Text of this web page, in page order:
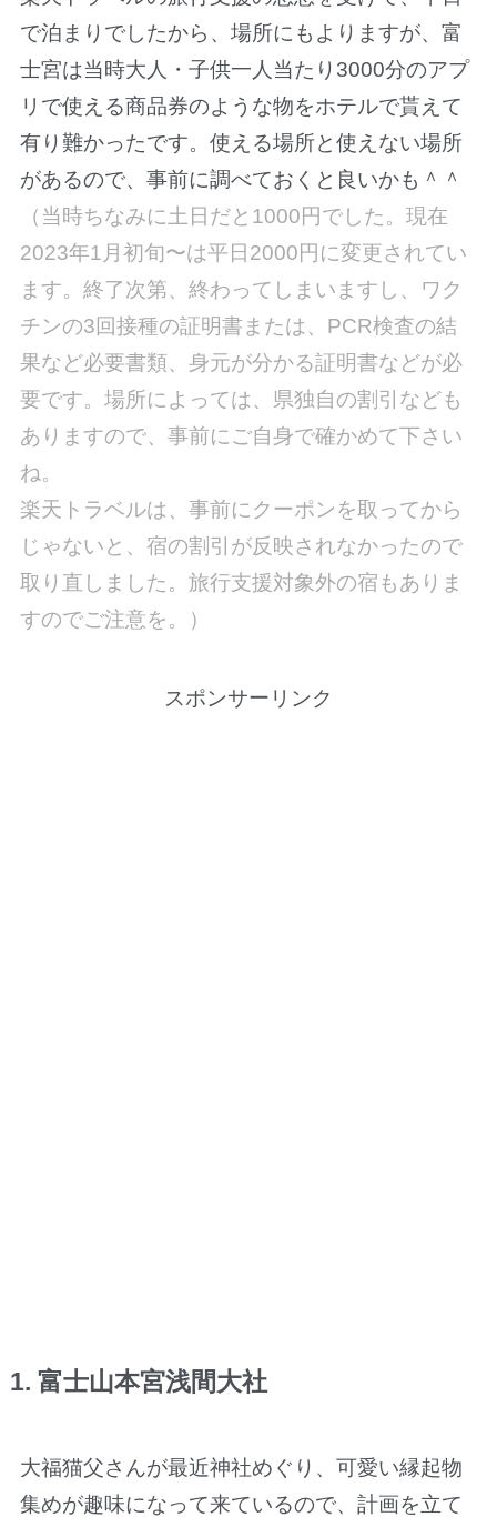
で泊まりでしたから、場所にもよりますが、富
士宮は当時大人・子供一人当たり3000分のアプ
リで使える商品券のような物をホテルで貰えて
有り難かったです。使える場所と使えない場所
があるので、事前に調べておくと良いかも＾＾
（当時ちなみに土日だと1000円でした。現在
2023年1月初旬〜は平日2000円に変更されてい
ます。終了次第、終わってしまいますし、ワク
チンの3回接種の証明書または、PCR検査の結
果など必要書類、身元が分かる証明書などが必
要です。場所によっては、県独自の割引なども
ありますので、事前にご自身で確かめて下さい
ね。
楽天トラベルは、事前にクーポンを取ってから
じゃないと、宿の割引が反映されなかったので
取り直しました。旅行支援対象外の宿もありま
すのでご注意を。）
スポンサーリンク
1. 富士山本宮浅間大社
大福猫父さんが最近神社めぐり、可愛い縁起物
集めが趣味になって来ているので、計画を立て